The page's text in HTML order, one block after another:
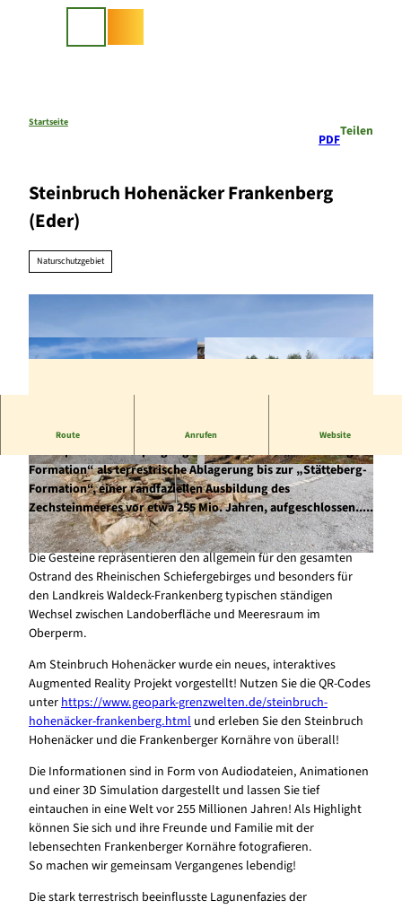
Startseite
PDF
Teilen
Steinbruch Hohenäcker Frankenberg
(Eder)
Naturschutzgebiet
© Ederbergland Touristik - EJ | CC-BY-SA
© Ederbergland Touristik - EJ |CC-BY-SA © Ederbergland Touristik - EJ |CC-BY-SA
Route Anrufen Website
Im Steinbruch Hohenäcker bei Frankenberg-Rodenbach sind
in beispielhafter Ausprägung die Gesteine der „Battenberger
Formation“ als terrestrische Ablagerung bis zur „Stätteberg-
Formation“, einer randfaziellen Ausbildung des
Zechsteinmeeres vor etwa 255 Mio. Jahren, aufgeschlossen.....
Die Gesteine repräsentieren den allgemein für den gesamten
Ostrand des Rheinischen Schiefergebirges und besonders für
den Landkreis Waldeck-Frankenberg typischen ständigen
Wechsel zwischen Landoberfläche und Meeresraum im
Oberperm.
Am Steinbruch Hohenäcker wurde ein neues, interaktives
Augmented Reality Projekt vorgestellt! Nutzen Sie die QR-Codes
unterhttps://www.geopark-grenzwelten.de/steinbruch-
hohenäcker-frankenberg.html und erleben Sie den Steinbruch
Hohenäcker und die Frankenberger Kornähre von überall!
Die Informationen sind in Form von Audiodateien, Animationen
und einer 3D Simulation dargestellt und lassen Sie tief
eintauchen in eine Welt vor 255 Millionen Jahren! Als Highlight
können Sie sich und ihre Freunde und Familie mit der
lebensechten Frankenberger Kornähre fotografieren.
So machen wir gemeinsam Vergangenes lebendig!
Die stark terrestrisch beeinflusste Lagunenfazies der